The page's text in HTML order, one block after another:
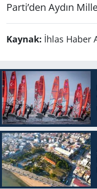
Parti’den Aydın
Kaynak: İhlas Haber